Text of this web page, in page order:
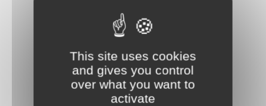
This site uses cookies
and gives you control
over what you want to
activate
oublié ?
compte
Connexion